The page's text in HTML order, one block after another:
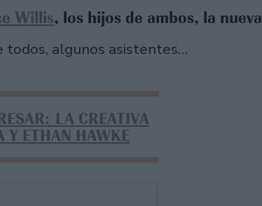
Willis, los hijos de ambos, la nueva
todos, algunos asistentes…
LA CREATIVA
Y ETHAN HAWKE